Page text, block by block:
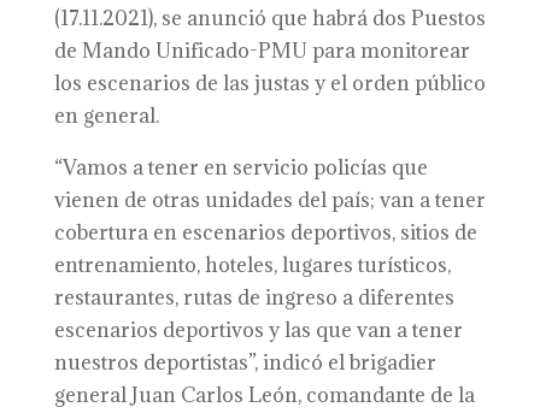
(17.11.2021), se anunció que habrá dos Puestos
de Mando Unificado-PMU para monitorear
los escenarios de las justas y el orden público
en general.
“Vamos a tener en servicio policías que
vienen de otras unidades del país; van a tener
cobertura en escenarios deportivos, sitios de
entrenamiento, hoteles, lugares turísticos,
restaurantes, rutas de ingreso a diferentes
escenarios deportivos y las que van a tener
nuestros deportistas”, indicó el brigadier
general Juan Carlos León, comandante de la